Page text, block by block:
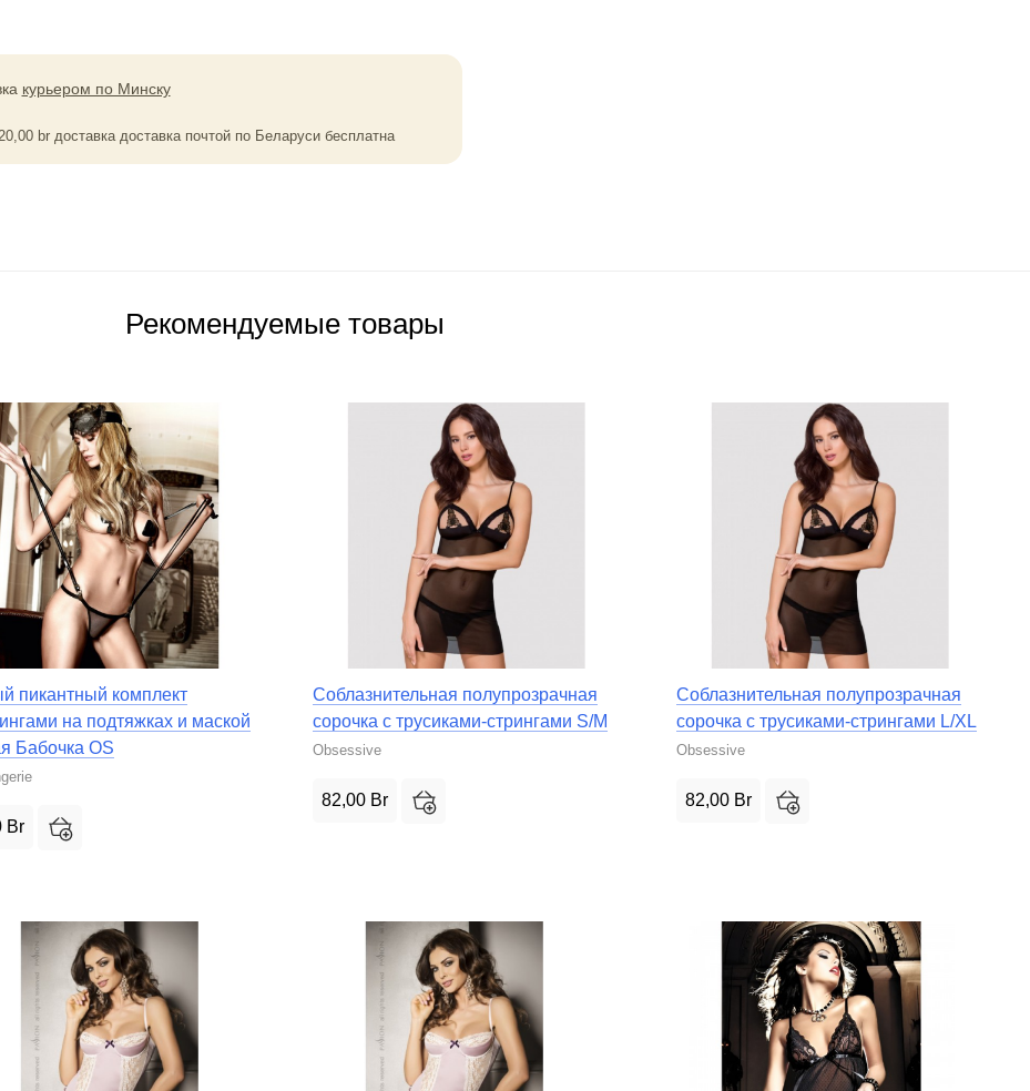
курьером по Минску
br доставка доставка почтой по Беларуси бесплатна
Рекомендуемые товары
пикантный комплект
на подтяжках и маской
Бабочка OS
Br
Соблазнительная полупрозрачная
сорочка с трусиками-стрингами S/M
Obsessive
82,00 Br
Соблазнительная полупрозрачная
сорочка с трусиками-стрингами L/XL
Obsessive
82,00 Br